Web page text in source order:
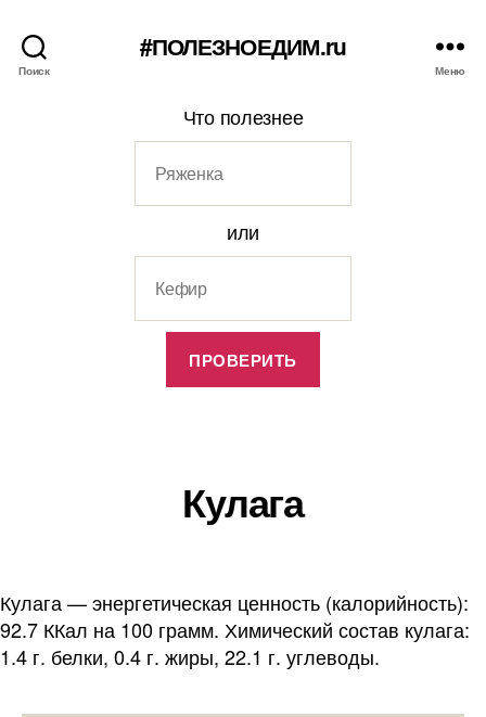
Поиск
#ПОЛЕЗНОЕДИМ.ru
Меню
Что полезнее
или
Кулага
Кулага — энергетическая ценность (калорийность):
92.7 ККал на 100 грамм. Химический состав кулага:
1.4 г. белки, 0.4 г. жиры, 22.1 г. углеводы.